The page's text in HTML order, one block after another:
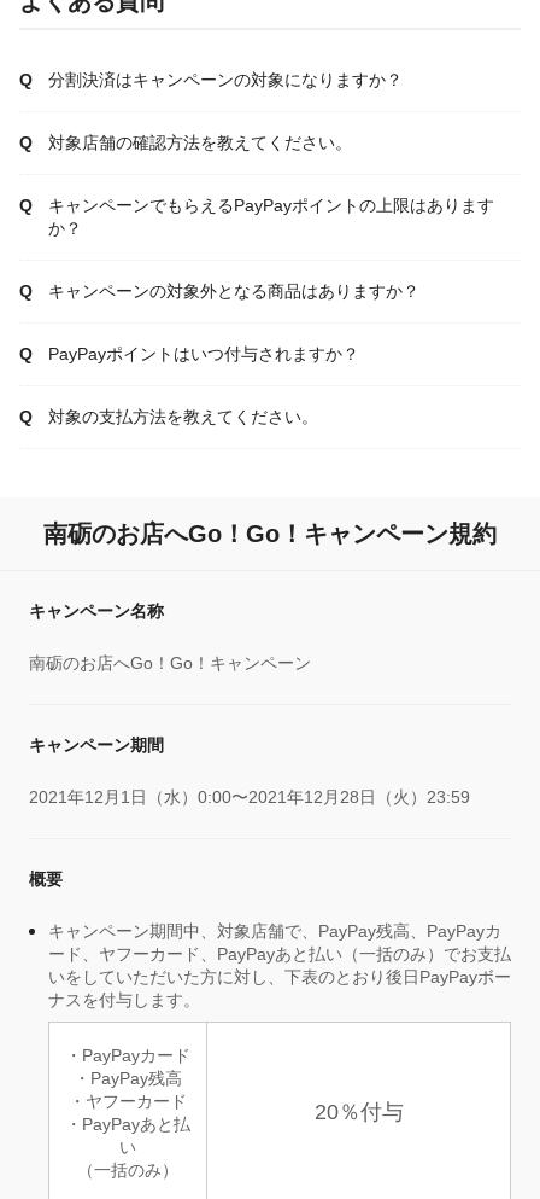
分割決済はキャンペーンの対象になりますか？
対象店舗の確認方法を教えてください。
キャンペーンでもらえるPayPayポイントの上限はあります
か？
キャンペーンの対象外となる商品はありますか？
PayPayポイントはいつ付与されますか？
対象の支払方法を教えてください。
南砺のお店へGo！Go！キャンペーン規約
キャンペーン名称
南砺のお店へGo！Go！キャンペーン
キャンペーン期間
2021年12月1日（水）0:00〜2021年12月28日（火）23:59
概要
キャンペーン期間中、対象店舗で、PayPay残高、PayPayカ
ード、ヤフーカード、PayPayあと払い（一括のみ）でお支払
いをしていただいた方に対し、下表のとおり後日PayPayボー
ナスを付与します。
・PayPayカード
・PayPay残高
・ヤフーカード
・PayPayあと払
い
（一括のみ）
20％付与